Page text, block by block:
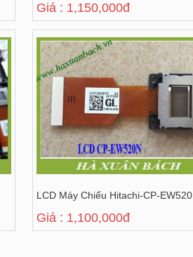
Giá : 1,150,000đ
LCD Máy Chiếu Hitachi-CP-EW520
Giá : 1,100,000đ